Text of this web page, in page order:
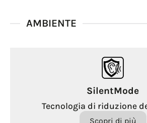
AMBIENTE
SilentMode
Tecnologia di riduzione
Scopri di più